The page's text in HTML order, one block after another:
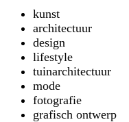
kunst
architectuur
design
lifestyle
tuinarchitectuur
mode
fotografie
grafisch ontwerp